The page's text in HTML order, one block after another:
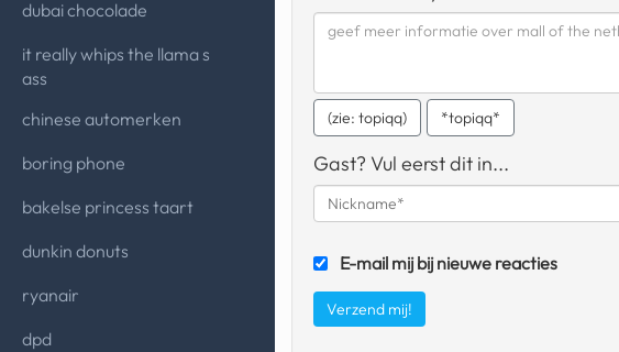
dubai chocolade
it really whips the llama s
ass
chinese automerken
boring phone
bakelse princess taart
dunkin donuts
ryanair
dpd
(zie: topiqq) *topiqq*
Gast? Vul eerst dit in...
E-mail mij bij nieuwe reacties